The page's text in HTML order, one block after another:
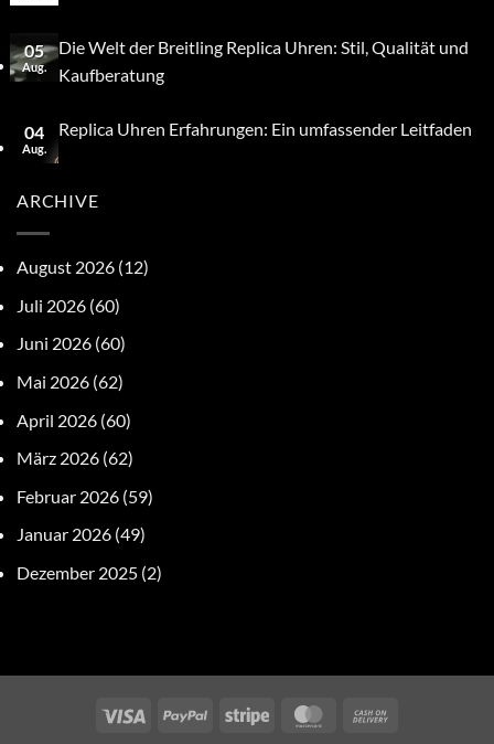
05
Aug.
Die Welt der Breitling Replica Uhren: Stil, Qualität und
Kaufberatung
04
Aug.
Replica Uhren Erfahrungen: Ein umfassender Leitfaden
ARCHIVE
August 2026 (12)
Juli 2026 (60)
Juni 2026 (60)
Mai 2026 (62)
April 2026 (60)
März 2026 (62)
Februar 2026 (59)
Januar 2026 (49)
Dezember 2025 (2)
Visa PayPal Stripe MasterCard